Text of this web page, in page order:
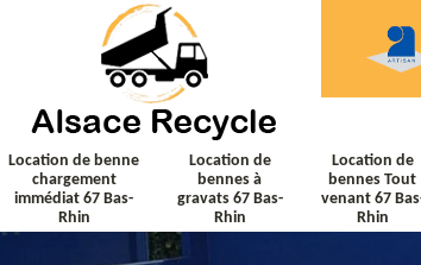
Location de benne
chargement
immédiat 67 Bas-
Rhin
Location de
bennes à
gravats 67 Bas-
Rhin
Location de
bennes Tout
venant 67
Rhin